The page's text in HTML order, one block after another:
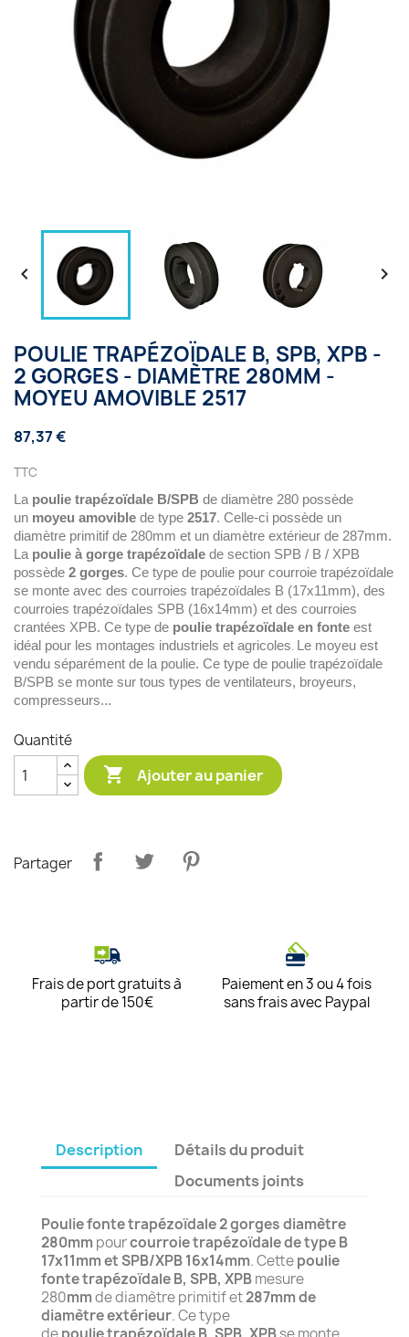
 
POULIE TRAPÉZOÏDALE B, SPB, XPB -
2 GORGES - DIAMÈTRE 280MM -
MOYEU AMOVIBLE 2517
87,37 €
TTC
La poulie trapézoïdale B/SPB de diamètre 280 possède
un moyeu amovible de type 2517. Celle-ci possède un
diamètre primitif de 280mm et un diamètre extérieur de 287mm.
La poulie à gorge trapézoïdale de section SPB / B / XPB
possède 2 gorges. Ce type de poulie pour courroie trapézoïdale
se monte avec des courroies trapézoïdales B (17x11mm), des
courroies trapézoïdales SPB (16x14mm) et des courroies
crantées XPB. Ce type de poulie trapézoïdale en fonte est
idéal pour les montages industriels et agricoles Le moyeu est
vendu séparément de la poulie. Ce type de poulie trapézoïdale
B/SPB se monte sur tous types de ventilateurs, broyeurs,
compresseurs...
Quantité
 Ajouter au panier
Partager
Frais de port gratuits à
partir de 150€
Paiement en 3 ou 4 fois
sans frais avec Paypal
Description
Détails du produit
Documents joints
Poulie fonte trapézoïdale 2 gorges diamètre
280mm pourcourroie trapézoïdale de type B
17x11mm et SPB/XPB 16x14mm. Cettepoulie
fonte trapézoïdale B, SPB, XPBmesure
280mmde diamètre primitif et287mm de
diamètre extérieur. Ce type